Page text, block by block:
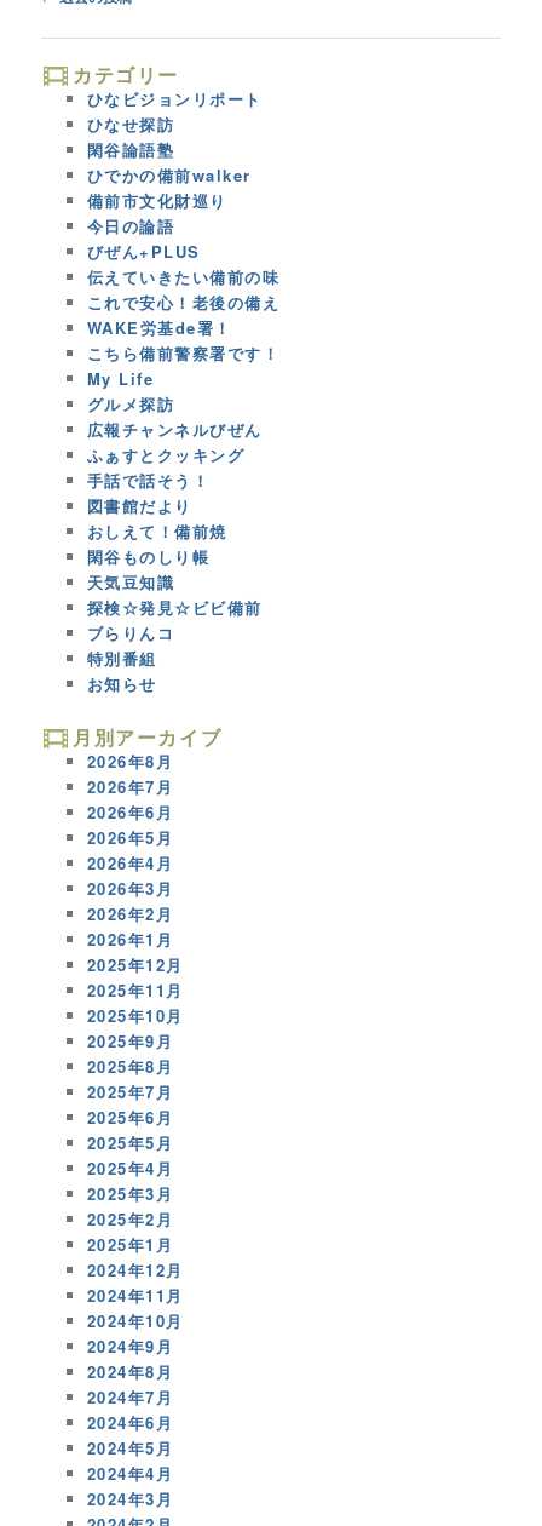
カテゴリー
ひなビジョンリポート
ひなせ探訪
閑谷論語塾
ひでかの備前walker
備前市文化財巡り
今日の論語
びぜん+PLUS
伝えていきたい備前の味
これで安心！老後の備え
WAKE労基de署！
こちら備前警察署です！
My Life
グルメ探訪
広報チャンネルびぜん
ふぁすとクッキング
手話で話そう！
図書館だより
おしえて！備前焼
閑谷ものしり帳
天気豆知識
探検☆発見☆ビビ備前
ブらりんコ
特別番組
お知らせ
月別アーカイブ
2026年8月
2026年7月
2026年6月
2026年5月
2026年4月
2026年3月
2026年2月
2026年1月
2025年12月
2025年11月
2025年10月
2025年9月
2025年8月
2025年7月
2025年6月
2025年5月
2025年4月
2025年3月
2025年2月
2025年1月
2024年12月
2024年11月
2024年10月
2024年9月
2024年8月
2024年7月
2024年6月
2024年5月
2024年4月
2024年3月